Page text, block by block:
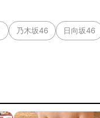
乃木坂46 日向坂46